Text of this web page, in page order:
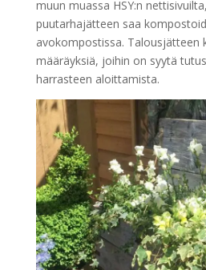
muun muassa HSY:n
puutarhajätteen saa
avokompostissa. Talousjätteen
määräyksiä, joihin on syytä
harrasteen aloittamista.